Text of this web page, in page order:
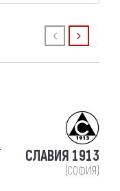
СЛАВИЯ 1913
(СОФИЯ)